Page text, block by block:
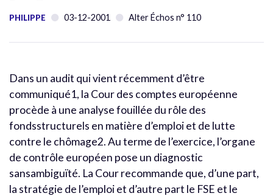
PHILIPPE 03-12-2001 Alter Échos n° 110
Dans un audit qui vient récemment d’être
communiqué1, la Cour des comptes européenne
procède à une analyse fouillée du rôle des
fondsstructurels en matière d’emploi et de lutte
contre le chômage2. Au terme de l’exercice, l’organe
de contrôle européen pose un diagnostic
sansambiguïté. La Cour recommande que, d’une part,
la stratégie de l’emploi et d’autre part le FSE et le